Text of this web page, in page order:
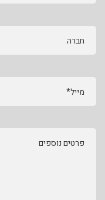
חברה
מייל*
פרטים נוספים